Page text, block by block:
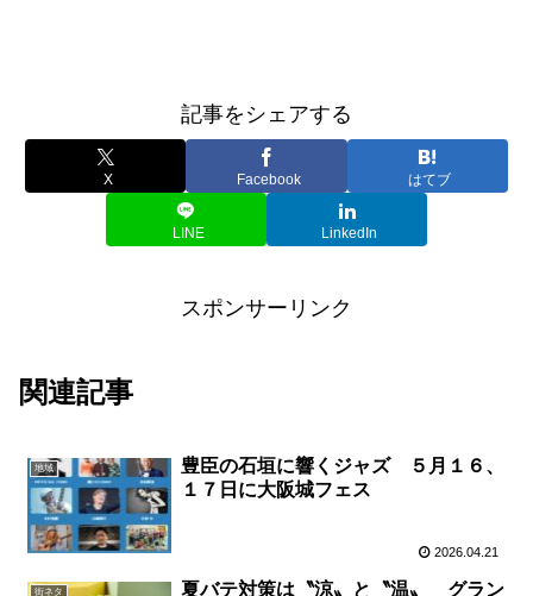
記事をシェアする
X Facebook はてブ
LINE LinkedIn
スポンサーリンク
関連記事
地域
豊臣の石垣に響くジャズ ５月１６、
１７日に大阪城フェス
2026.04.21
街ネタ 夏バテ対策は〝涼〟と〝温〟 グラン